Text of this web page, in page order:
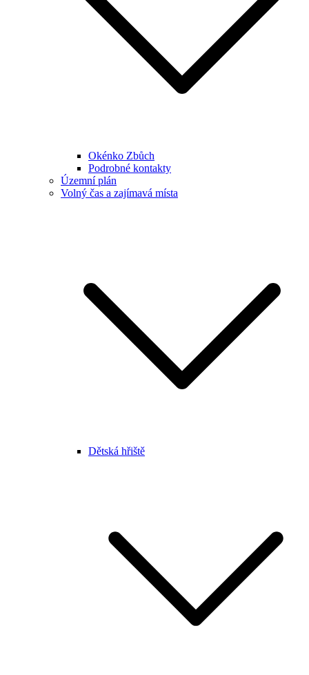
Okénko Zbůch
Podrobné kontakty
Územní plán
Volný čas a zajímavá místa
Dětská hřiště